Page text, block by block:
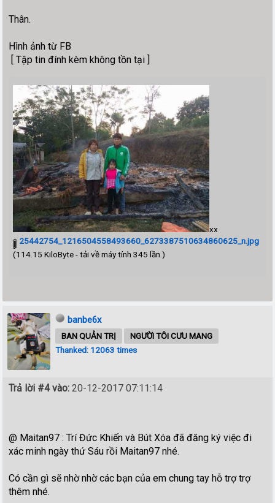
Thân.
Hình ảnh từ FB
[ Tập tin đính kèm không tồn tại ]
xx
25442754_1216504558493660_6273387510634860625_n.jpg
(114.15 KiloByte - tải về máy tính 345 lần.)
banbe6x
BAN QUẢN TRỊ
NGƯỜI TÔI CƯU MANG
Thanked: 12063 times
Trả lời #4 vào: 20-12-2017 07:11:14
@ Maitan97 : Trí Đức Khiến và Bút Xóa đã đăng ký việc đi
xác minh ngày thứ Sáu rồi Maitan97 nhé.
Có cần gì sẽ nhờ nhờ các bạn của em chung tay hỗ trợ trợ
thêm nhé.